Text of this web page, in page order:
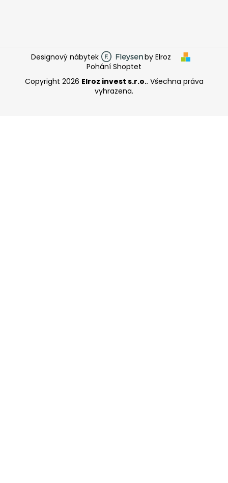
Designový nábytek
by Elroz
Pohání Shoptet
Copyright 2026 Elroz invest s.r.o.. Všechna práva
vyhrazena.